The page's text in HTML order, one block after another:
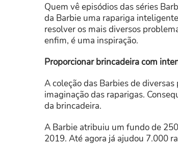
Quem vê episódios das séries
da Barbie uma rapariga
resolver os mais diversos
enfim, é uma inspiração.
Proporcionar brincadeira com
A coleção das Barbies de
imaginação das raparigas.
da brincadeira.
A Barbie atribuiu um fundo de
2019. Até agora já ajudou 7.000